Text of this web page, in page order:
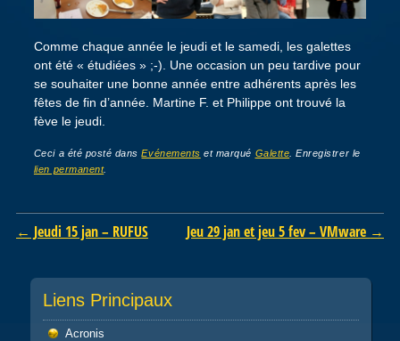
Comme chaque année le jeudi et le samedi, les galettes
ont été « étudiées » ;-). Une occasion un peu tardive pour
se souhaiter une bonne année entre adhérents après les
fêtes de fin d’année. Martine F. et Philippe ont trouvé la
fève le jeudi.
Ceci a été posté dansEvénements et marqué Galette . Enregistrer le
lien permanent.
Post navigation
← Jeudi 15 jan – RUFUS Jeu 29 jan et jeu 5 fev – VMware →
Liens Principaux
Acronis